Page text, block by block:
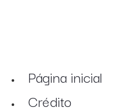
Página inicial
Crédito